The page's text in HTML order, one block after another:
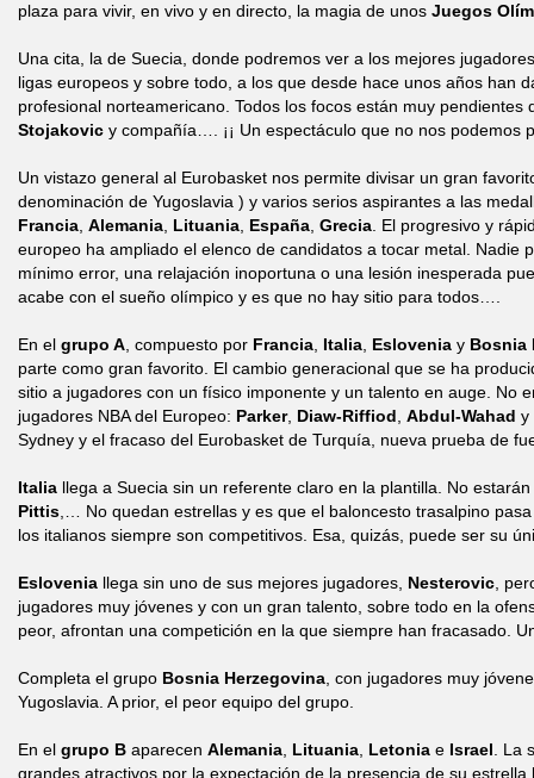
plaza para vivir, en vivo y en directo, la magia de unos Juegos
Una cita, la de Suecia, donde podremos ver a los mejores
ligas europeos y sobre todo, a los que desde hace unos años han
profesional norteamericano. Todos los focos están muy pendientes
Stojakovic y compañía…. ¡¡ Un espectáculo que no nos podemos
Un vistazo general al Eurobasket nos permite divisar un gran
denominación de Yugoslavia ) y varios serios aspirantes a las
Francia Alemania Lituania España Grecia . El progresivo y
europeo ha ampliado el elenco de candidatos a tocar metal. Nadie
mínimo error, una relajación inoportuna o una lesión inesperada
acabe con el sueño olímpico y es que no hay sitio para todos….
En el grupo A , compuesto por Francia Italia Eslovenia y Bosnia
parte como gran favorito. El cambio generacional que se ha
sitio a jugadores con un físico imponente y un talento en auge. No
jugadores NBA del Europeo: Parker, Diaw-Riffiod Abdul-Wahad y
Sydney y el fracaso del Eurobasket de Turquía, nueva prueba de
Italia llega a Suecia sin un referente claro en la plantilla. No estarán
Pittis ,… No quedan estrellas y es que el baloncesto trasalpino
los italianos siempre son competitivos. Esa, quizás, puede ser su
Eslovenia llega sin uno de sus mejores jugadores, Nesterovic ,
jugadores muy jóvenes y con un gran talento, sobre todo en la
peor, afrontan una competición en la que siempre han fracasado.
Completa el grupo Bosnia Herzegovina , con jugadores muy
Yugoslavia. A prior, el peor equipo del grupo.
En el grupo B aparecen Alemania Lituania Letonia e Israel . La
grandes atractivos por la expectación de la presencia de su estrella